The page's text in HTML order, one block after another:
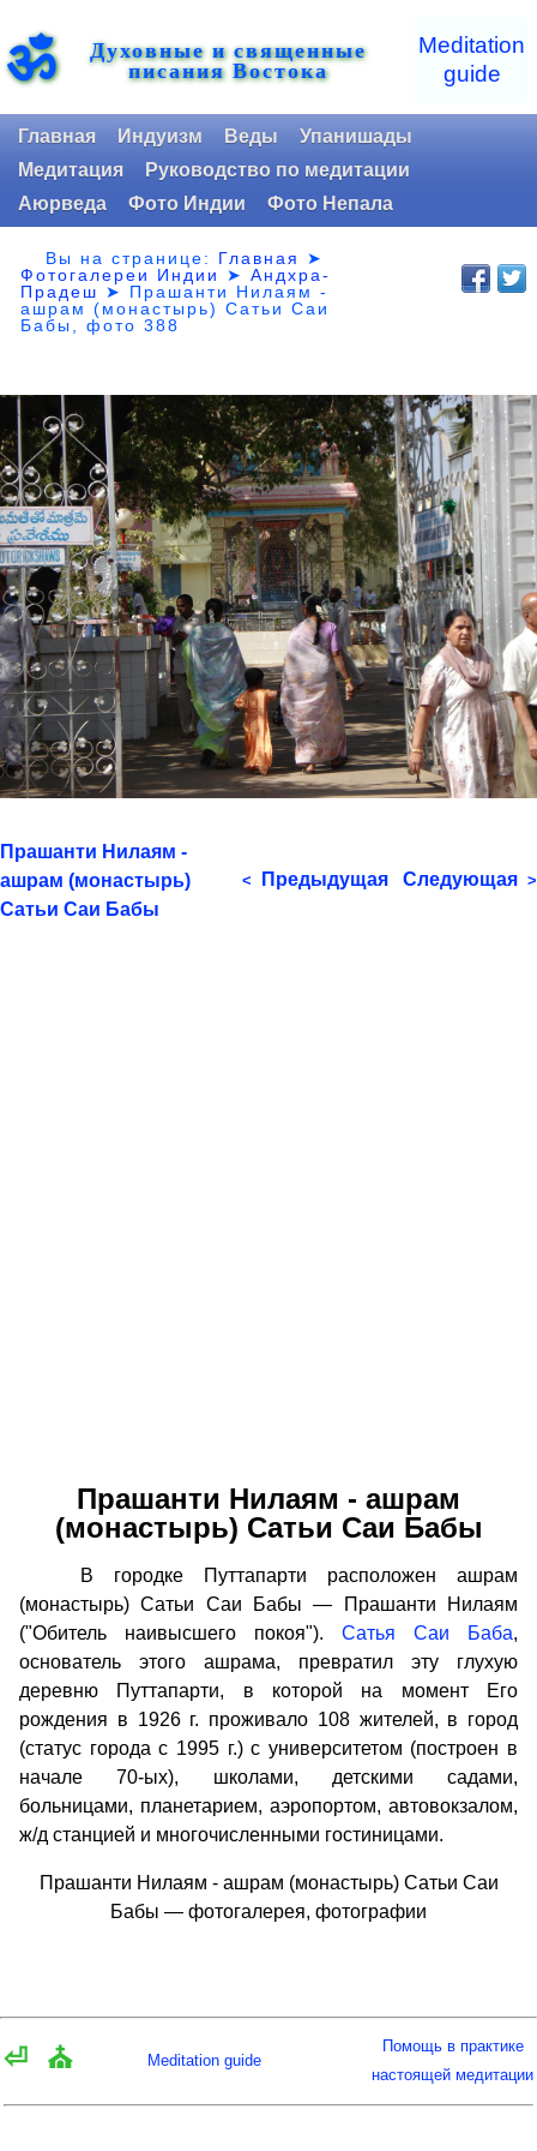
ॐ Духовные и священные
писания Востока
Meditation
guide
Главная Индуизм Веды
Упанишады
Медитация
Руководство по медитации
Аюрведа
Фото Индии Фото Непала
Вы на странице: Главная
➤
Фотогалереи Индии
➤Андхра-
Прадеш ➤ Прашанти Нилаям -
ашрам (монастырь) Сатьи Саи
Бабы, фото 388
Прашанти Нилаям -
ашрам (монастырь)
Сатьи Саи Бабы
< Предыдущая Следующая >
Прашанти Нилаям - ашрам
(монастырь) Сатьи Саи Бабы
В городке Путтапарти расположен ашрам
(монастырь) Сатьи Саи Бабы — Прашанти Нилаям
("Обитель наивысшего покоя"). Сатья Саи Баба,
основатель этого ашрама, превратил эту глухую
деревню Путтапарти, в которой на момент Его
рождения в 1926 г. проживало 108 жителей, в город
(статус города с 1995 г.) с университетом (построен в
начале 70-ых), школами, детскими садами,
больницами, планетарием, аэропортом, автовокзалом,
ж/д станцией и многочисленными гостиницами.
Прашанти Нилаям - ашрам (монастырь) Сатьи Саи
Бабы — фотогалерея, фотографии
⏎ ⛪ Meditation guide
Помощь в практике
настоящей медитации